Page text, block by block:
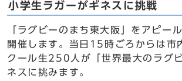
小学生ラガーがギネスに挑戦
「ラグビーのまち東大阪」をアピー
開催します。当日15時ごろからは市
クール生250人が「世界最大のラグ
ネスに挑みます。